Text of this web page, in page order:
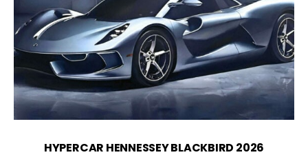
HYPERCAR HENNESSEY BLACKBIRD 2026